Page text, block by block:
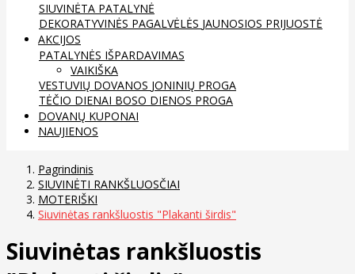
SIUVINĖTA PATALYNĖ
DEKORATYVINĖS PAGALVĖLĖS JAUNOSIOS PRIJUOSTĖ
AKCIJOS
PATALYNĖS IŠPARDAVIMAS
VAIKIŠKA
VESTUVIŲ DOVANOS JONINIŲ PROGA
TĖČIO DIENAI BOSO DIENOS PROGA
DOVANŲ KUPONAI
NAUJIENOS
Pagrindinis
SIUVINĖTI RANKŠLUOSČIAI
MOTERIŠKI
Siuvinėtas rankšluostis "Plakanti širdis"
Siuvinėtas rankšluostis